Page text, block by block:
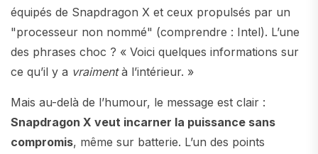
équipés de Snapdragon X et ceux propulsés par un
"processeur non nommé" (comprendre : Intel). L’une
des phrases choc ? « Voici quelques informations sur
ce qu’il y a vraimentà l’intérieur. »
Mais au-delà de l’humour, le message est clair :
Snapdragon X veut incarner la puissance sans
compromis, même sur batterie. L’un des points